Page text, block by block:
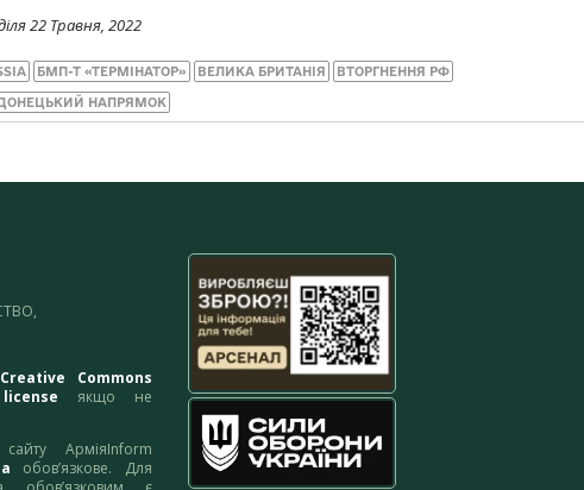
22 Травня, 2022
БМП-Т «ТЕРМІНАТОР» ВЕЛИКА БРИТАНІЯ ВТОРГНЕННЯ РФ
НАПРЯМОК
Creative Commons
якщо не
АрміяInform
обов’язкове. Для